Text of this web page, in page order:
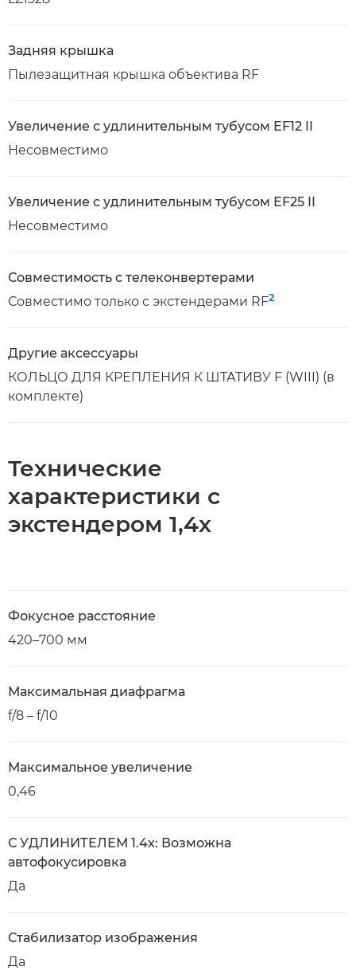
Задняя крышка
Пылезащитная крышка объектива RF
Увеличение с удлинительным тубусом EF12 II
Несовместимо
Увеличение с удлинительным тубусом EF25 II
Несовместимо
Совместимость с телеконвертерами
Совместимо только с экстендерами RF2
Другие аксессуары
КОЛЬЦО ДЛЯ КРЕПЛЕНИЯ К ШТАТИВУ F (WIII) (в
комплекте)
Технические
характеристики с
экстендером 1,4x
Фокусное расстояние
420–700 мм
Максимальная диафрагма
f/8 – f/10
Максимальное увеличение
0,46
С УДЛИНИТЕЛЕМ 1.4x: Возможна
автофокусировка
Да
Стабилизатор изображения
Да